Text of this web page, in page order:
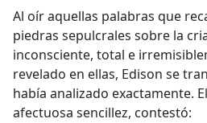
Al oír aquellas palabras que
piedras sepulcrales sobre la
inconsciente, total e
revelado en ellas, Edison se
había analizado exactamente.
afectuosa sencillez, contestó: